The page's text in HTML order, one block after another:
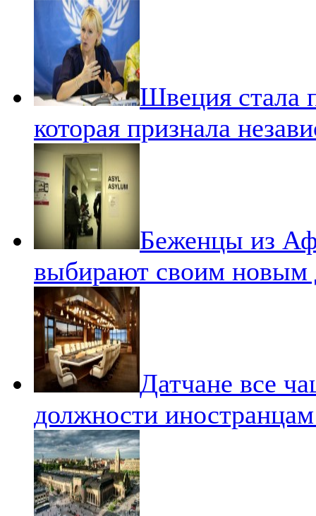
Швеция стала
которая признала
Беженцы из
выбирают своим
Датчане все
должности